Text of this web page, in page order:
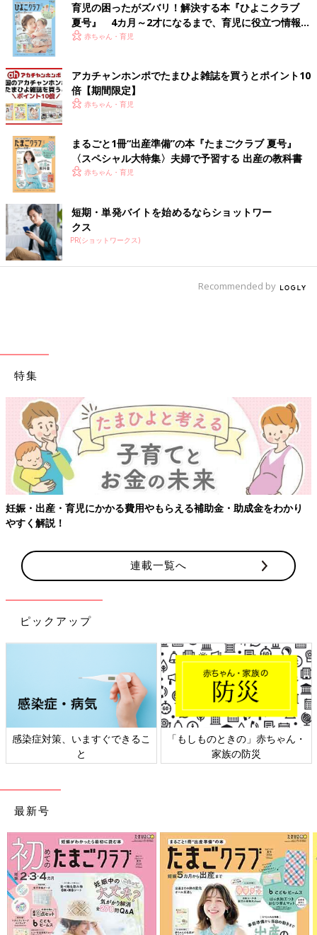
育児の困ったがズバリ！解決する本『ひよこクラブ
夏号』 4カ月～2才になるまで、育児に役立つ情報が
いっぱい！
赤ちゃん・育児
アカチャンホンポでたまひよ雑誌を買うとポイント10
倍【期間限定】
赤ちゃん・育児
まるごと1冊“出産準備”の本『たまごクラブ 夏号』
〈スペシャル大特集〉夫婦で予習する 出産の教科書
赤ちゃん・育児
短期・単発バイトを始めるならショットワー
クス
PR(ショットワークス)
Recommended by
特集
妊娠・出産・育児にかかる費用やもらえる補助金・助成金をわかり
やすく解説！
連載一覧へ
ピックアップ
感染症対策、いますぐできるこ
と
「もしものときの」赤ちゃん・
家族の防災
最新号